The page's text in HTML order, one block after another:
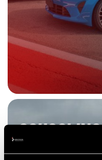
SCHOOLING
& CAR HIRE